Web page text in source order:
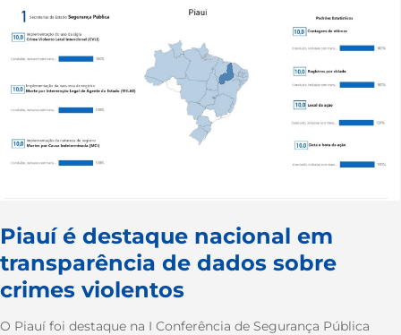
Piauí é destaque nacional em
transparência de dados sobre
crimes violentos
O Piauí foi destaque na I Conferência de Segurança Pública